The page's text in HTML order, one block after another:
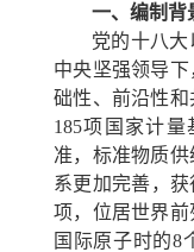
一、编制背
党的十八
中央坚强领导
础性、前沿性
185项国家计
准，标准物质
系更加完善，
项，位居世界
国际原子时的8